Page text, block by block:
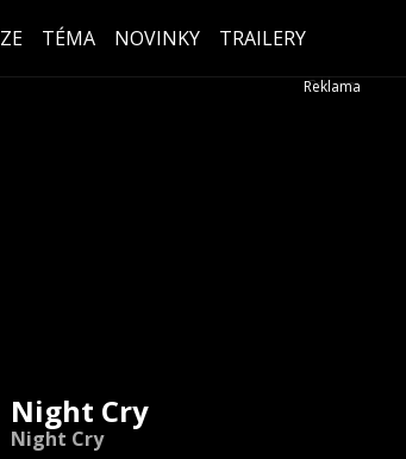
TÉMA NOVINKY TRAILERY
Night Cry
Night Cry